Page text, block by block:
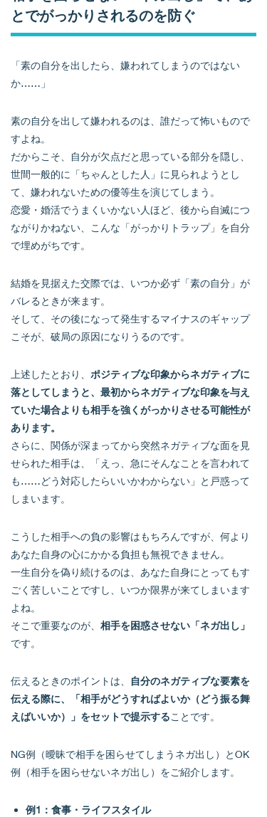
とでがっかりされるのを防ぐ
「素の自分を出したら、嫌われてしまうのではない
か……」
素の自分を出して嫌われるのは、誰だって怖いもので
すよね。
だからこそ、自分が欠点だと思っている部分を隠し、
世間一般的に「ちゃんとした人」に見られようとし
て、嫌われないための優等生を演じてしまう。
恋愛・婚活でうまくいかない人ほど、後から自滅につ
ながりかねない、こんな「がっかりトラップ」を自分
で埋めがちです。
結婚を見据えた交際では、いつか必ず「素の自分」が
バレるときが来ます。
そして、その後になって発生するマイナスのギャップ
こそが、破局の原因になりうるのです。
上述したとおり、 ポジティブな印象からネガティブに
落としてしまうと、最初からネガティブな印象を与え
ていた場合よりも相手を強くがっかりさせる可能性が
あります。
さらに、関係が深まってから突然ネガティブな面を見
せられた相手は、「えっ、急にそんなことを言われて
も……どう対応したらいいかわからない」と戸惑って
しまいます。
こうした相手への負の影響はもちろんですが、何より
あなた自身の心にかかる負担も無視できません。
一生自分を偽り続けるのは、あなた自身にとってもす
ごく苦しいことですし、いつか限界が来てしまいます
よね。
そこで重要なのが、 相手を困惑させない「ネガ出し」
です。
伝えるときのポイントは、
自分のネガティブな要素を
伝える際に、「相手がどうすればよいか（どう振る舞
えばいいか）」をセットで提示することです。
NG例（曖昧で相手を困らせてしまうネガ出し）とOK
例（相手を困らせないネガ出し）をご紹介します。
例1：食事・ライフスタイル